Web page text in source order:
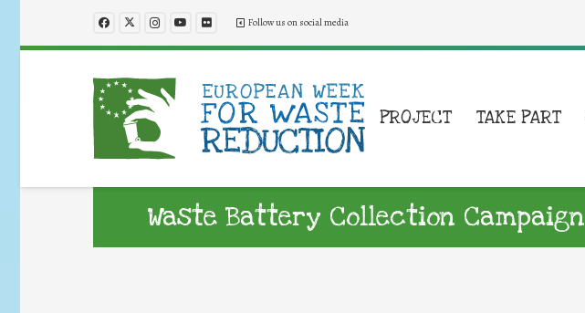
Follow us on social media
PROJECT TAKE PART
Waste Battery Collection Campaign